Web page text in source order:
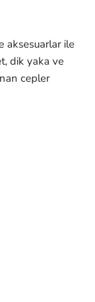
aksesuarlar ile
dik yaka ve
cepler